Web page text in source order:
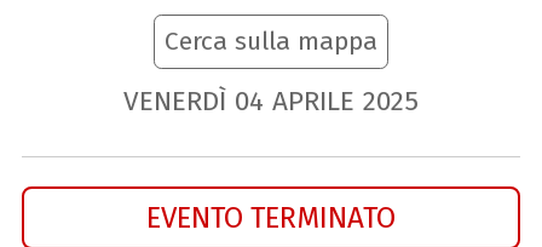
Cerca sulla mappa
VENERDÌ 04 APRILE 2025
EVENTO TERMINATO